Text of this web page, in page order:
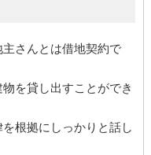
さんとは借地契約で
を貸し出すことができ
根拠にしっかりと話し